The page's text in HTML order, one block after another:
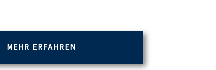
MEHR ERFAHREN